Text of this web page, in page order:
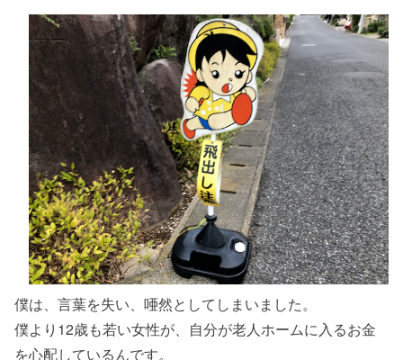
僕は、言葉を失い、唖然としてしまいました。
僕より12歳も若い女性が、自分が老人ホームに入るお金
を心配しているんです。